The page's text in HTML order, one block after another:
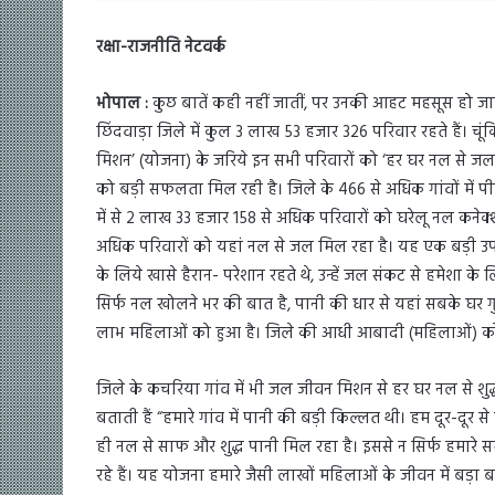
रक्षा-राजनीति नेटवर्क
भोपाल :कुछ बातें कही नहीं जातीं, पर उनकी आहट महसूस हो
छिंदवाड़ा जिले में कुल 3 लाख 53 हजार 326 परिवार रहते हैं।
मिशन’ (योजना) के जरिये इन सभी परिवारों को ‘हर घर नल से
को बड़ी सफलता मिल रही है। जिले के 466 से अधिक गांवों में
में से 2 लाख 33 हजार 158 से अधिक परिवारों को घरेलू नल
अधिक परिवारों को यहां नल से जल मिल रहा है। यह एक बड़ी
के लिये खासे हैरान- परेशान रहते थे, उन्हें जल संकट से हमेशा के
सिर्फ नल खोलने भर की बात है, पानी की धार से यहां सबके
लाभ महिलाओं को हुआ है। जिले की आधी आबादी (महिलाओं)
जिले के कचरिया गांव में भी जल जीवन मिशन से हर घर नल से
बताती हैं “हमारे गांव में पानी की बड़ी किल्लत थी। हम दूर-
ही नल से साफ और शुद्ध पानी मिल रहा है। इससे न सिर्फ
रहे हैं। यह योजना हमारे जैसी लाखों महिलाओं के जीवन में